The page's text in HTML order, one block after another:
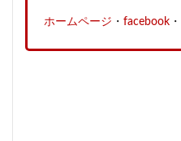
ホームページ ・ facebook ・